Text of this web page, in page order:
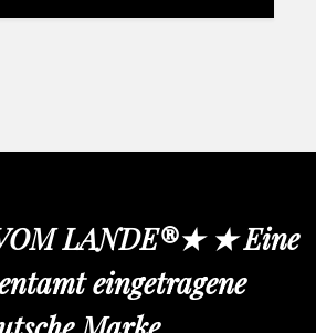
LANDE®★ ★ Eine
eingetragene